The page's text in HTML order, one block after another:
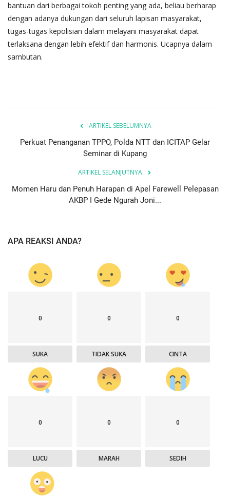
bantuan dari berbagai tokoh penting yang ada, beliau berharap
dengan adanya dukungan dari seluruh lapisan masyarakat,
tugas-tugas kepolisian dalam melayani masyarakat dapat
terlaksana dengan lebih efektif dan harmonis. Ucapnya dalam
sambutan.
ARTIKEL SEBELUMNYA
Perkuat Penanganan TPPO, Polda NTT dan ICITAP Gelar
Seminar di Kupang
ARTIKEL SELANJUTNYA
Momen Haru dan Penuh Harapan di Apel Farewell Pelepasan
AKBP I Gede Ngurah Joni...
APA REAKSI ANDA?
0
SUKA
0
TIDAK SUKA
0
CINTA
0
LUCU
0
MARAH
0
SEDIH